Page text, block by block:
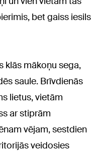
bet gaiss iesils
klās mākoņu sega,
saule. Brīvdienās
lietus, vietām
ar stiprām
vējam, sestdien
veidosies